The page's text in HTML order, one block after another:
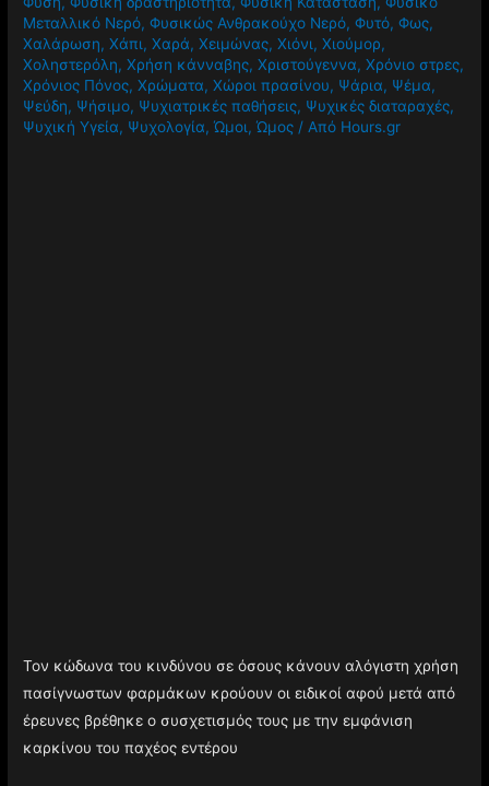
Φόβος ,Φροντίδα,Φροντιστής, Φρούτα ,Φτέρνισμα,Φύλο,
Φύση,Φυσική δραστηριότητα,Φυσική Κατάσταση,Φυσικό
Μεταλλικό Νερό, Φυσικώς Ανθρακούχο Νερό,Φυτό
Χαλάρωση,Χάπι,Χαρά,Χειμώνας,Χιόνι,Χιούμορ,
Χοληστερόλη,Χρήση κάνναβης, Χριστούγεννα,Χρόνιο στρες
Χρόνιος Πόνος, Χρώματα,Χώροι πρασίνου,Ψάρια,Ψέμα,
Ψεύδη, Ψήσιμο , Ψυχιατρικές παθήσεις , Ψυχικές διαταραχές
Τον κώδωνα του κινδύνου σε όσους κάνουν αλόγιστη χρήση
πασίγνωστων φαρμάκων κρούουν οι ειδικοί αφού μετά από
έρευνες βρέθηκε ο συσχετισμός τους με την εμφάνιση